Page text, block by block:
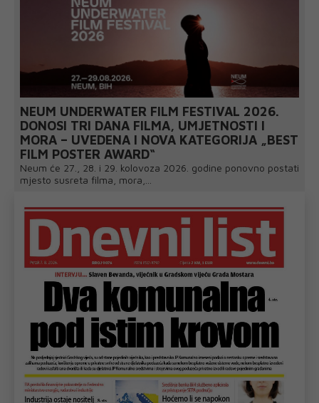
NEUM UNDERWATER FILM FESTIVAL 2026.
DONOSI TRI DANA FILMA, UMJETNOSTI I
MORA – UVEDENA I NOVA KATEGORIJA „BEST
FILM POSTER AWARD“
Neum će 27., 28. i 29. kolovoza 2026. godine ponovno postati
mjesto susreta filma, mora,...